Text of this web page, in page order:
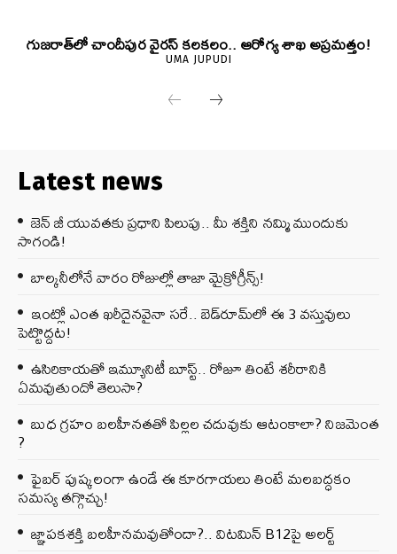
గుజరాత్‌లో చాందీపుర వైరస్ కలకలం.. ఆరోగ్య శాఖ అప్రమత్తం!
UMA JUPUDI
Latest news
జెన్‌ జీ యువతకు ప్రధాని పిలుపు.. మీ శక్తిని నమ్మి ముందుకు
సాగండి!
బాల్కనీలోనే వారం రోజుల్లో తాజా మైక్రోగ్రీన్స్‌!
ఇంట్లో ఎంత ఖరీదైనవైనా సరే.. బెడ్‌రూమ్‌లో ఈ 3 వస్తువులు
పెట్టొద్దట!
ఉసిరికాయతో ఇమ్యూనిటీ బూస్ట్‌.. రోజూ తింటే శరీరానికి
ఏమవుతుందో తెలుసా?
బుధ గ్రహం బలహీనతతో పిల్లల చదువుకు ఆటంకాలా? నిజమెంత
?
ఫైబర్‌ పుష్కలంగా ఉండే ఈ కూరగాయలు తింటే మలబద్ధకం
సమస్య తగ్గొచ్చు!
జ్ఞాపకశక్తి బలహీనమవుతోందా?.. విటమిన్ B12పై అలర్ట్